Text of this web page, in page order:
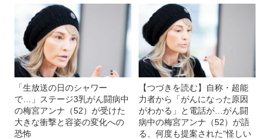
「生放送の日のシャワー
で…」ステージ3乳がん闘病中
の梅宮アンナ（52）が受けた
大きな衝撃と容姿の変化への
恐怖
【つづきを読む】自称・超能
力者から「がんになった原因
がわかる」と電話が…がん闘
病中の梅宮アンナ（52）が語
る、何度も提案された“怪しい